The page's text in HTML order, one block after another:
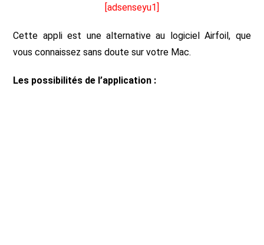
[adsenseyu1]
Cette appli est une alternative au logiciel Airfoil, que
vous connaissez sans doute sur votre Mac.
Les possibilités de l’application :